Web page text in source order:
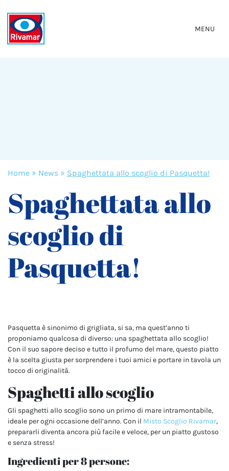
MENU
Home » News » Spaghettata allo scoglio di Pasquetta!
Spaghettata allo
scoglio di
Pasquetta!
Pasquetta è sinonimo di grigliata, si sa, ma quest’anno ti
proponiamo qualcosa di diverso: una spaghettata allo scoglio!
Con il suo sapore deciso e tutto il profumo del mare, questo piatto
è la scelta giusta per sorprendere i tuoi amici e portare in tavola un
tocco di originalità.
Spaghetti allo scoglio
Gli spaghetti allo scoglio sono un primo di mare intramontabile,
ideale per ogni occasione dell’anno. Con il Misto Scoglio Rivamar,
prepararli diventa ancora più facile e veloce, per un piatto gustoso
e senza stress!
Ingredienti per 8 persone: